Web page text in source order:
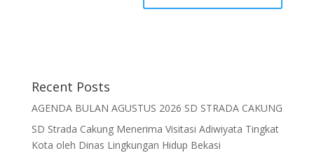
Recent Posts
AGENDA BULAN AGUSTUS 2026 SD STRADA CAKUNG
SD Strada Cakung Menerima Visitasi Adiwiyata Tingkat
Kota oleh Dinas Lingkungan Hidup Bekasi